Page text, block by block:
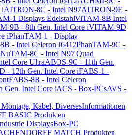
iAITRON-8C - Intel N97AITRON-9E -
1 Displays EdelstahlViTAM-8B Intel
9B - 8th Gen. Intel Core iVITAM-9D
iPhanTAM-1 - Display
- Intel Celeron J6412PhanTAM-9C -
NuTAM-8C - Intel N97 Quad
Core UltraABOS-9C - 11th Gen.
- 12th Gen. Intel Core iFABS-1 -
FABS-8B - Intel Celeron
Gen. Intel Core iACS - Box-PCsAVS -
Kabel, DiversesInformationen
BASIC Produkten
DisplaysBox-PC
MATCH Produkten